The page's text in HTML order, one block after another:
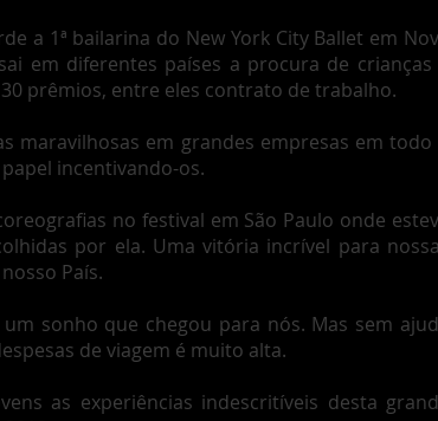
a 1ª bailarina do New York City Ballet em
em diferentes países a procura de crianças
prêmios, entre eles contrato de trabalho.
maravilhosas em grandes empresas em todo
incentivando-os.
no festival em São Paulo onde
por ela. Uma vitória incrível para
País.
sonho que chegou para nós. Mas sem
de viagem é muito alta.
as experiências indescritíveis desta